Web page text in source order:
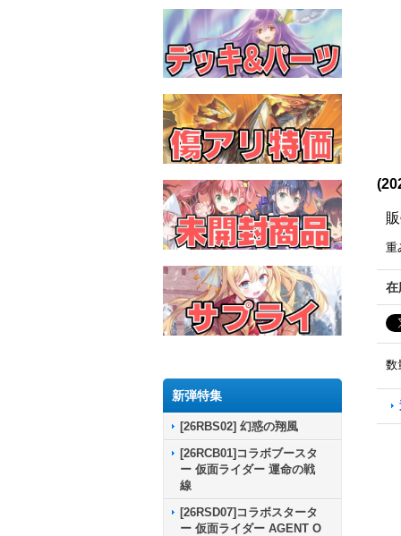
新弾特集
[26RBS02] 幻惑の翔風
[26RCB01]コラボブースタ
ー 仮面ライダー 運命の戦
線
[26RSD07]コラボスタータ
ー 仮面ライダー AGENT O
重
在
数